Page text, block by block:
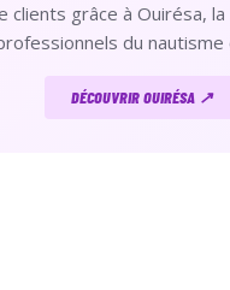
clients grâce à Ouirésa,
du nautisme
DÉCOUVRIR OUIRÉSA ↗